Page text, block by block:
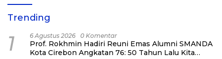
Trending
1 6 Agustus 2026 0 Komentar
Prof. Rokhmin Hadiri Reuni Emas Alumni SMANDA
Kota Cirebon Angkatan 76: 50 Tahun Lalu Kita